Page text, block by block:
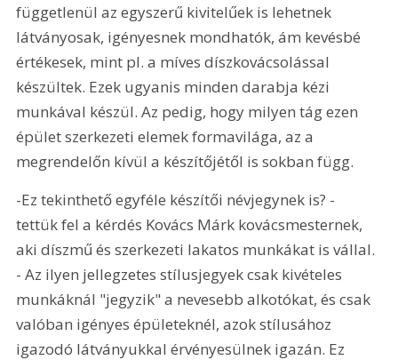
függetlenül az egyszerű kivitelűek is lehetnek
látványosak, igényesnek mondhatók, ám kevésbé
értékesek, mint pl. a míves díszkovácsolással
készültek. Ezek ugyanis minden darabja kézi
munkával készül. Az pedig, hogy milyen tág ezen
épület szerkezeti elemek formavilága, az a
megrendelőn kívül a készítőjétől is sokban függ.
-Ez tekinthető egyféle készítői névjegynek is? -
tettük fel a kérdés Kovács Márk kovácsmesternek,
aki díszmű és szerkezeti lakatos munkákat is vállal.
- Az ilyen jellegzetes stílusjegyek csak kivételes
munkáknál "jegyzik" a nevesebb alkotókat, és csak
valóban igényes épületeknél, azok stílusához
igazodó látványukkal érvényesülnek igazán. Ez